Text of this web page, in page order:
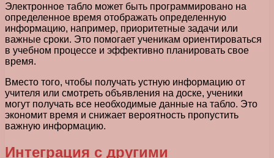
Электронное табло может быть программировано на
определенное время отображать определенную
информацию, например, приоритетные задачи или
важные сроки. Это помогает ученикам ориентироваться
в учебном процессе и эффективно планировать свое
время.
Вместо того, чтобы получать устную информацию от
учителя или смотреть объявления на доске, ученики
могут получать все необходимые данные на табло. Это
экономит время и снижает вероятность пропустить
важную информацию.
Интеграция с другими